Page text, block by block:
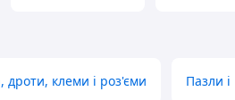
дроти, клеми і роз'єми Пазли